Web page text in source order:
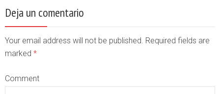
Deja un comentario
Your email address will not be published. Required fields are
marked *
Comment